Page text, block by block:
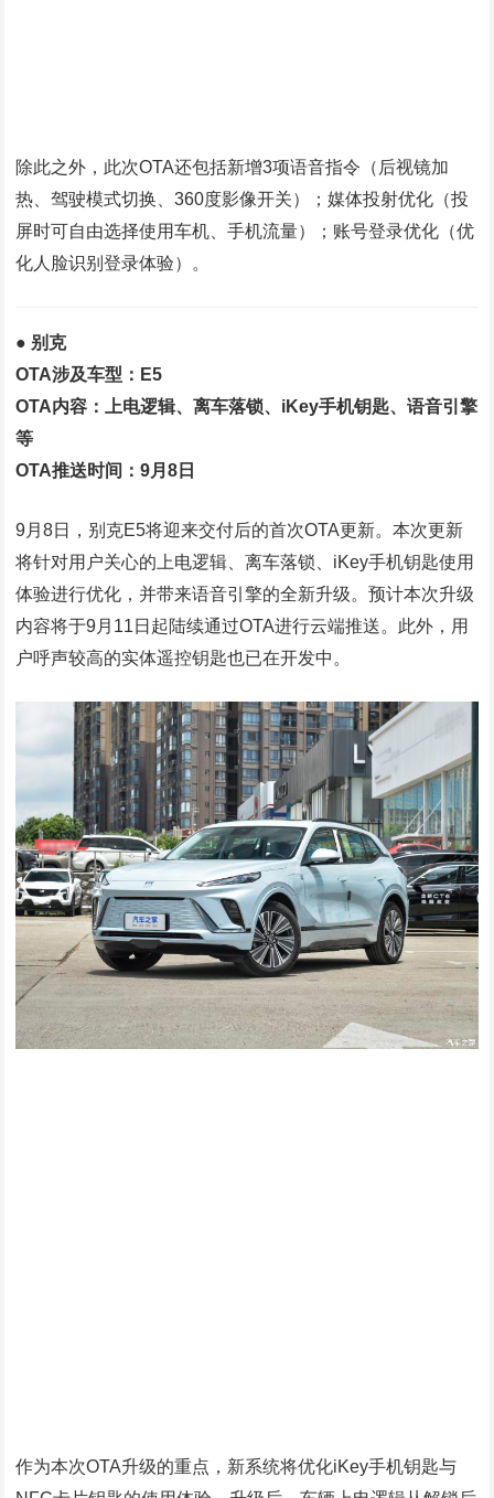
除此之外，此次OTA还包括新增3项语音指令（后视镜加
热、驾驶模式切换、360度影像开关）；媒体投射优化（投
屏时可自由选择使用车机、手机流量）；账号登录优化（优
化人脸识别登录体验）。
● 别克
OTA涉及车型：E5
OTA内容：上电逻辑、离车落锁、iKey手机钥匙、语音引擎
等
OTA推送时间：9月8日
9月8日，别克E5将迎来交付后的首次OTA更新。本次更新
将针对用户关心的上电逻辑、离车落锁、iKey手机钥匙使用
体验进行优化，并带来语音引擎的全新升级。预计本次升级
内容将于9月11日起陆续通过OTA进行云端推送。此外，用
户呼声较高的实体遥控钥匙也已在开发中。
作为本次OTA升级的重点，新系统将优化iKey手机钥匙与